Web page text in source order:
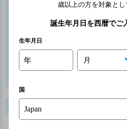
極端に反っている
歳以上の方を対象とし
誕生年月日を西暦でご
生年月日
年 月
国